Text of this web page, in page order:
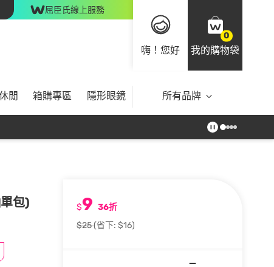
屈臣氏線上服務
嗨！您好
0
我的購物袋
閒 箱購專區 隱形眼鏡 所有品牌
包)
$9 36折
$25(省下: $16)